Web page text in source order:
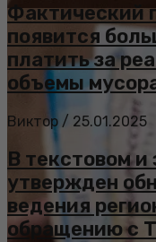
Фактический
появится
платить за
объемы
Виктор / 25.01.2025
В текстовом
утвержден
ведения
обращению с